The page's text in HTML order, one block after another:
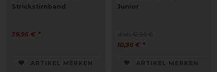
Strickstirnband
39,95 € *
ARTIKEL MERKEN
Junior
10,36 € *
ARTIKEL MERKEN